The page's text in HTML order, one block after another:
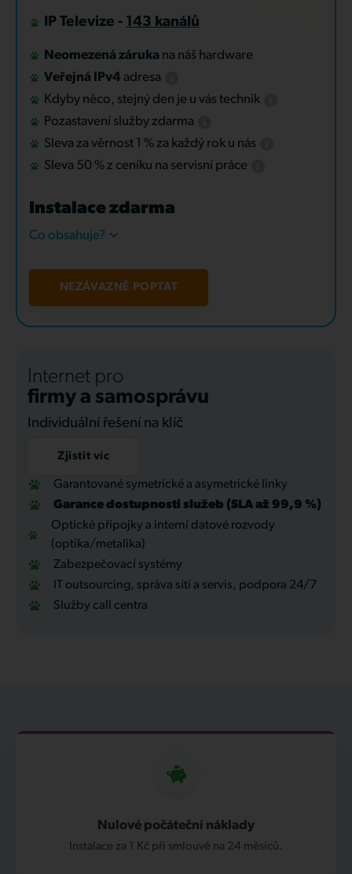
IP Televize - 143 kanálů
Neomezená záruka na náš hardware
Veřejná IPv4 adresa
Kdyby něco, stejný den je u vás technik
Pozastavení služby zdarma
Sleva za věrnost 1 % za každý rok u nás
Sleva 50 % z ceníku na servisní práce
Instalace zdarma
Co obsahuje?
NEZÁVAZNĚ POPTAT
Internet pro
firmy a samosprávu
Individuální řešení na klíč
Zjistit víc
Garantované symetrické a asymetrické linky
Garance dostupnosti služeb (SLA až 99,9 %)
Optické přípojky a interní datové rozvody
(optika/metalika)
Zabezpečovací systémy
IT outsourcing, správa sítí a servis, podpora 24/7
Služby call centra
Nulové počáteční náklady
Instalace za 1 Kč při smlouvě na 24 měsíců.